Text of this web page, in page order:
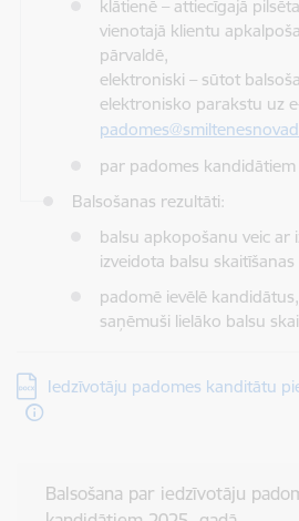
klātienē – attiecīgajā
vienotajā klientu
pārvaldē,
elektroniski – sūtot
elektronisko parakstu uz
par padomes
Balsošanas rezultāti:
balsu apkopošanu veic
izveidota balsu skaitīšanas
padomē ievēlē
saņēmuši lielāko balsu
Lejupielādēt:
Iedzīvotāju padomes kanditātu
Balsošana par iedzīvotāju